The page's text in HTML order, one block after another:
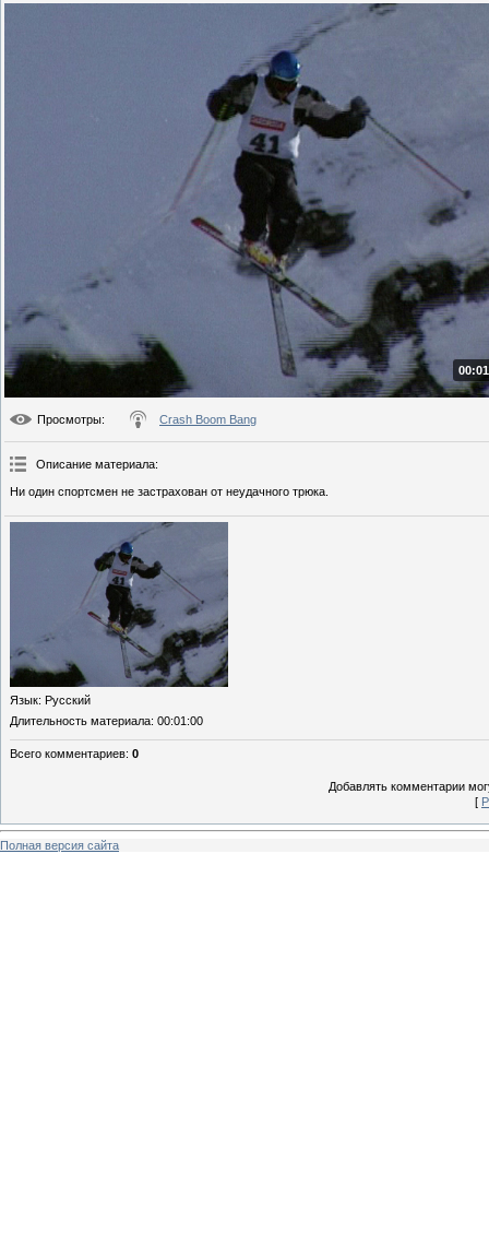
Просмотры: Crash Boom Bang
Описание материала:
Ни один спортсмен не застрахован от неудачного трюка.
Язык: Русский
Длительность материала: 00:01:00
Всего комментариев: 0
Добавлять комментарии
[
Полная версия сайта